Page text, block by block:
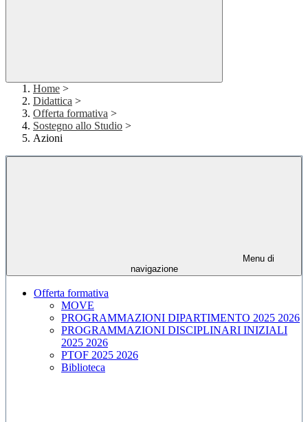
Home >
Didattica >
Offerta formativa >
Sostegno allo Studio >
Azioni
Menu di
navigazione
Offerta formativa
MOVE
PROGRAMMAZIONI DIPARTIMENTO 2025 2026
PROGRAMMAZIONI DISCIPLINARI INIZIALI
2025 2026
PTOF 2025 2026
Biblioteca